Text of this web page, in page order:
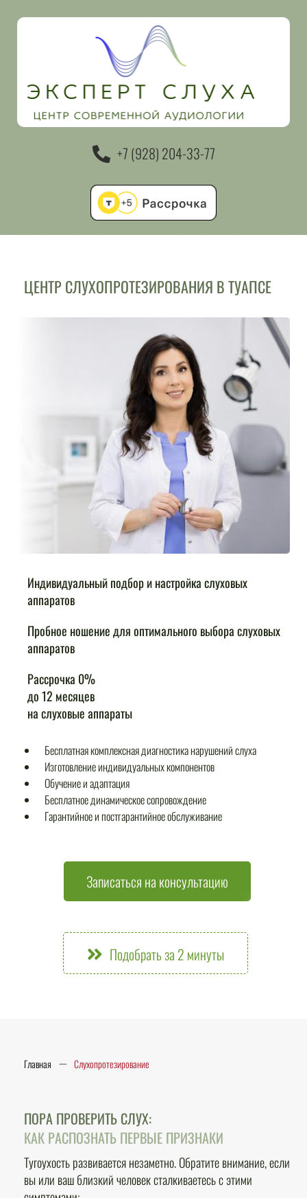
+7 (928) 204-33-77
ЦЕНТР СЛУХОПРОТЕЗИРОВАНИЯ В ТУАПСЕ
Индивидуальный подбор и настройка слуховых
аппаратов
Пробное ношение для оптимального выбора слуховых
аппаратов
Рассрочка 0%
до 12 месяцев
на слуховые аппараты
Бесплатная комплексная диагностика нарушений слуха
Изготовление индивидуальных компонентов
Обучение и адаптация
Бесплатное динамическое сопровождение
Гарантийное и постгарантийное обслуживание
Записаться на консультацию
Подобрать за 2 минуты
Главная — Слухопротезирование
ПОРА ПРОВЕРИТЬ СЛУХ:
КАК РАСПОЗНАТЬ ПЕРВЫЕ ПРИЗНАКИ
Тугоухость развивается незаметно. Обратите внимание, если
вы или ваш близкий человек сталкиваетесь с этими